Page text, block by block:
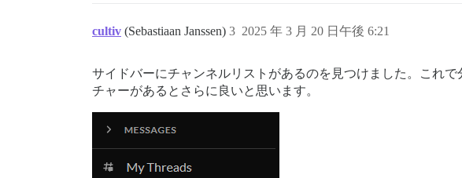
cultiv (Sebastiaan Janssen) 2025 年 3 月 20 日午後 6:21
3
サイドバーにチャンネルリストがあるのを見つけました。これ
チャーがあるとさらに良いと思います。